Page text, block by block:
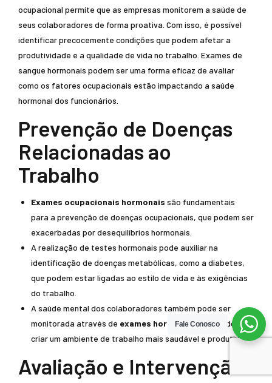
ocupacional permite que as empresas monitorem a saúde de
seus colaboradores de forma proativa. Com isso, é possível
identificar precocemente condições que podem afetar a
produtividade e a qualidade de vida no trabalho. Exames de
sangue hormonais podem ser uma forma eficaz de avaliar
como os fatores ocupacionais estão impactando a saúde
hormonal dos funcionários.
Prevenção de Doenças
Relacionadas ao
Trabalho
Exames ocupacionais hormonais são fundamentais
para a prevenção de doenças ocupacionais, que podem ser
exacerbadas por desequilíbrios hormonais.
A realização de testes hormonais pode auxiliar na
identificação de doenças metabólicas, como a diabetes,
que podem estar ligadas ao estilo de vida e às exigências
do trabalho.
A saúde mental dos colaboradores também pode ser
monitorada através de exames hormonais, ajudando a
criar um ambiente de trabalho mais saudável e produtivo.
Avaliação e Intervenção
Fale Conosco